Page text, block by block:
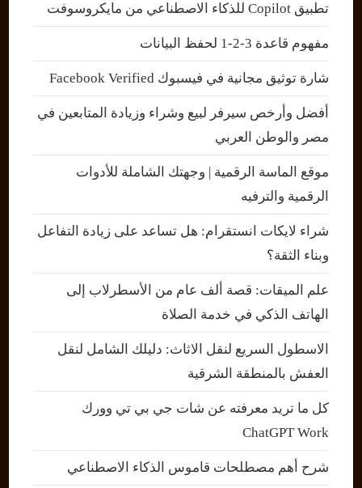
تطبيق Copilot للذكاء الاصطناعي من مايكروسوفت
مفهوم قاعدة 3-2-1 لحفظ البيانات
شارة توثيق مجانية في فيسبوك Facebook Verified
أفضل وأرخص سيرفر لبيع وشراء وزيادة المتابعين في
مصر والوطن العربي
موقع الماسة الرقمية | وجهتك الشاملة للأدوات
الرقمية والترفيه
شراء لايكات انستقرام: هل تساعد على زيادة التفاعل
وبناء الثقة؟
علم الميقات: قصة ألف عام من الأسطرلاب إلى
الهاتف الذكي في خدمة الصلاة
الاسطول السريع لنقل الاثاث: دليلك الشامل لنقل
العفش بالمنطقة الشرقية
كل ما تريد معرفته عن شات جي بي تي وورك
ChatGPT Work
شرح أهم مصطلحات قاموس الذكاء الاصطناعي